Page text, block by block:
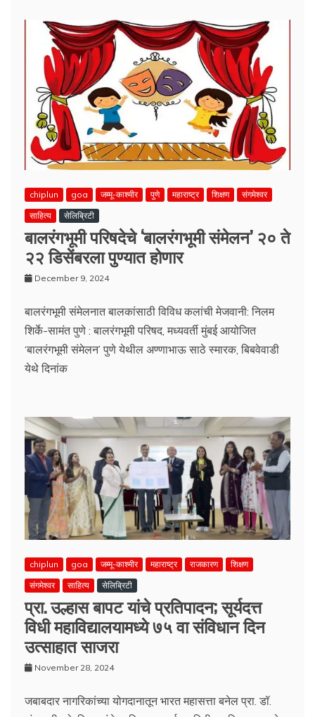
chiplun goa जम्मू-काश्मीर पुणे महाराष्ट्र शिक्षण
संगमेश्वर
साहित्य
सेलिब्रिटी
बालरंगभूमी परिषदेचे ‘बालरंगभूमी संमेलन’ २० ते
२२ डिसेंबरला पुण्यात होणार
December 9, 2024
बालरंगभूमी संमेलनात बालकांसाठी विविध कलांची मेजवानी: निलम
शिर्के-सामंत पुणे : बालरंगभूमी परिषद, मध्यवर्ती मुंबई आयोजित
‘बालरंगभूमी संमेलन’ पुणे येथील अण्णाभाऊ साठे स्मारक, बिबवेवाडी
येथे दिनांक
chiplun goa जम्मू-काश्मीर महाराष्ट्र राजकारण
शिक्षण
संगमेश्वर
साहित्य सेलिब्रिटी
प्रा. उल्हास बापट यांचे प्रतिपादन; सूर्यदत्त
विधी महाविद्यालयामध्ये ७५ वा संविधान दिन
उत्साहात साजरा
November 28, 2024
जबाबदार नागरिकांच्या योगदानातून भारत महासत्ता बनेल प्रा. डॉ.